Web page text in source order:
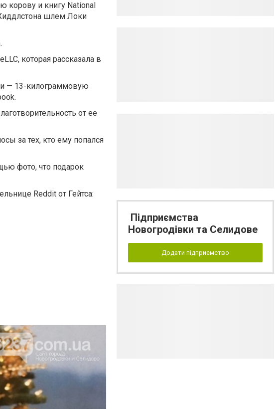
и книгу National
шлем Локи
которая рассказала в
— 13-килограммовую
от ее
за тех, кто ему попался
фото, что подарок
Reddit от Гейтса:
Підприємства
Новогродівки та Селидове
Додати підприємство